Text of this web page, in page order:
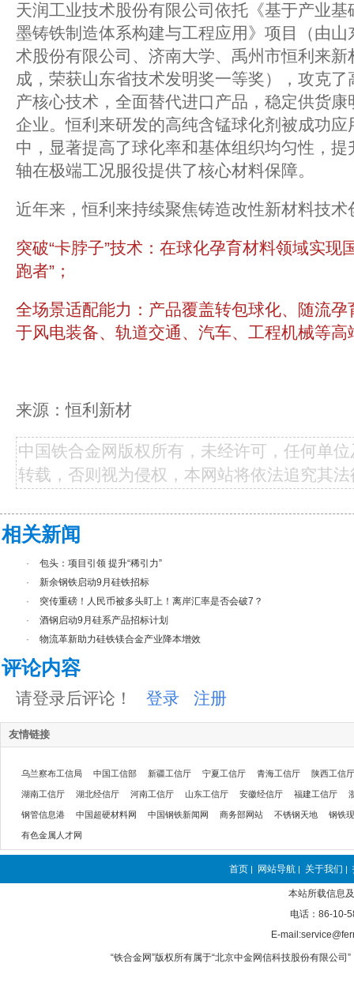
天润工业技术股份有限公司依托《基于产业
墨铸铁制造体系构建与工程应用》项目（由
术股份有限公司、济南大学、禹州市恒利来
成，荣获山东省技术发明奖一等奖），攻克
产核心技术，全面替代进口产品，稳定供货
企业。恒利来研发的高纯含锰球化剂被成功
中，显著提高了球化率和基体组织均匀性，
轴在极端工况服役提供了核心材料保障。
近年来，恒利来持续聚焦铸造改性新材料技术
突破“卡脖子”技术：在球化孕育材料领域实现
跑者”；
全场景适配能力：产品覆盖转包球化、随流
于风电装备、轨道交通、汽车、工程机械等高
来源：恒利新材
中国铁合金网版权所有，未经许可，任何单
转载，否则视为侵权，本网站将依法追究其
相关新闻
·
包头：项目引领 提升“稀引力”
·
新余钢铁启动9月硅铁招标
·
突传重磅！人民币被多头盯上！离岸汇率是否会破7？
·
酒钢启动9月硅系产品招标计划
·
物流革新助力硅铁镁合金产业降本增效
评论内容
请登录后评论！ 登录 注册
友情链接
乌兰察布工信局 中国工信部 新疆工信厅 宁夏工信厅 青海工信厅 陕西工信厅
湖南工信厅 湖北经信厅 河南工信厅 山东工信厅 安徽经信厅 福建工信厅
钢管信息港 中国超硬材料网 中国钢铁新闻网 商务部网站 不锈钢天地 钢铁
有色金属人才网
首页 | 网站导航 | 关于我们 |
本站所载信息
电话：86-10-
E-
“铁合金网”版权所有属于“北京中金网信科技股份有限公司